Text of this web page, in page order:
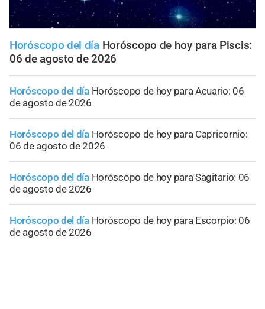
Horóscopo del día Horóscopo de hoy para Piscis:
06 de agosto de 2026
Horóscopo del día Horóscopo de hoy para Acuario: 06
de agosto de 2026
Horóscopo del día Horóscopo de hoy para Capricornio:
06 de agosto de 2026
Horóscopo del día Horóscopo de hoy para Sagitario: 06
de agosto de 2026
Horóscopo del día Horóscopo de hoy para Escorpio: 06
de agosto de 2026